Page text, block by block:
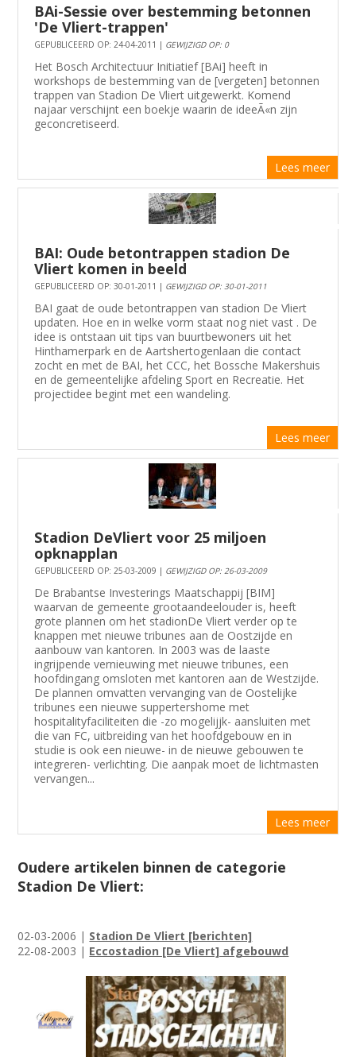
BAi-Sessie over bestemming betonnen
'De Vliert-trappen'
GEPUBLICEERD OP: 24-04-2011 | GEWIJZIGD OP: 0
Het Bosch Architectuur Initiatief [BAi] heeft in
workshops de bestemming van de [vergeten] betonnen
trappen van Stadion De Vliert uitgewerkt. Komend
najaar verschijnt een boekje waarin de ideeÃ«n zijn
geconcretiseerd.
Lees meer
BAI: Oude betontrappen stadion De
Vliert komen in beeld
GEPUBLICEERD OP: 30-01-2011 | GEWIJZIGD OP: 30-01-2011
BAI gaat de oude betontrappen van stadion De Vliert
updaten. Hoe en in welke vorm staat nog niet vast . De
idee is ontstaan uit tips van buurtbewoners uit het
Hinthamerpark en de Aartshertogenlaan die contact
zocht en met de BAI, het CCC, het Bossche Makershuis
en de gemeentelijke afdeling Sport en Recreatie. Het
projectidee begint met een wandeling.
Lees meer
Stadion DeVliert voor 25 miljoen
opknapplan
GEPUBLICEERD OP: 25-03-2009 | GEWIJZIGD OP: 26-03-2009
De Brabantse Investerings Maatschappij [BIM]
waarvan de gemeente grootaandeelouder is, heeft
grote plannen om het stadionDe Vliert verder op te
knappen met nieuwe tribunes aan de Oostzijde en
aanbouw van kantoren. In 2003 was de laaste
ingrijpende vernieuwing met nieuwe tribunes, een
hoofdingang omsloten met kantoren aan de Westzijde.
De plannen omvatten vervanging van de Oostelijke
tribunes een nieuwe suppertershome met
hospitalityfaciliteiten die -zo mogelijjk- aansluiten met
die van FC, uitbreiding van het hoofdgebouw en in
studie is ook een nieuwe- in de nieuwe gebouwen te
integreren- verlichting. Die aanpak moet de lichtmasten
vervangen...
Lees meer
Oudere artikelen binnen de categorie
Stadion De Vliert:
02-03-2006 | Stadion De Vliert [berichten]
22-08-2003 | Eccostadion [De Vliert] afgebouwd